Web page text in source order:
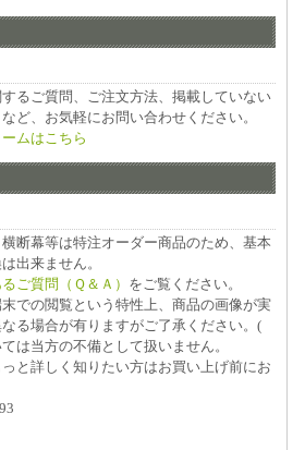
るご質問、ご注文方法、掲載していない
ど、お気軽にお問い合わせください。
ムはこちら
断幕等は特注オーダー商品のため、基本
出来ません。
ご質問（Ｑ＆Ａ） をご覧ください。
での閲覧という特性上、商品の画像が実
る場合が有りますがご了承ください。(
は当方の不備として扱いません。
と詳しく知りたい方はお買い上げ前にお